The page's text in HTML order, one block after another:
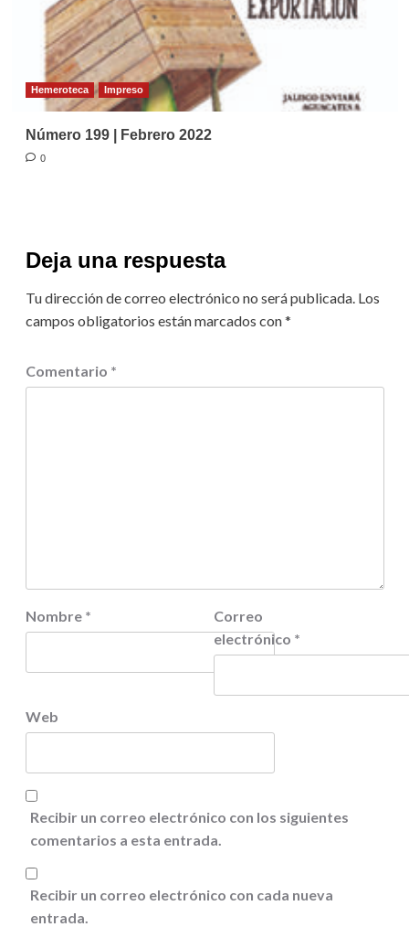
Hemeroteca Impreso
Número 199 | Febrero 2022
0
Deja una respuesta
Tu dirección de correo electrónico no será publicada. Los
campos obligatorios están marcados con*
Comentario *
Nombre *
Correo
electrónico *
Web
Recibir un correo electrónico con los siguientes
comentarios a esta entrada.
Recibir un correo electrónico con cada nueva
entrada.